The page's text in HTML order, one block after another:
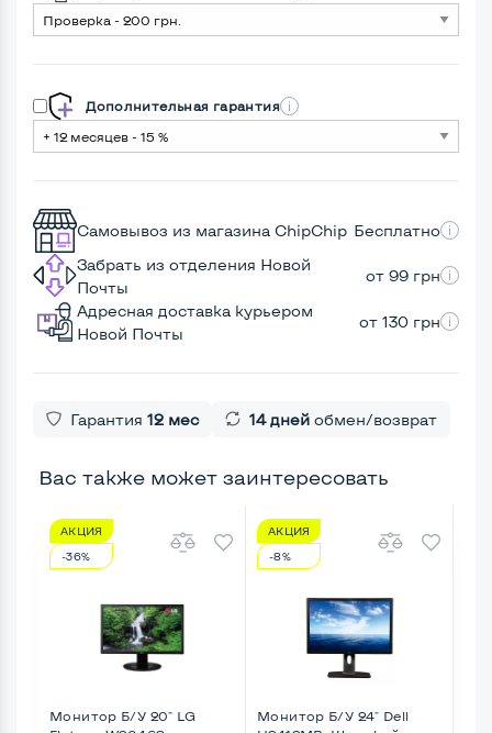
Дополнительная гарантия
Самовывоз из магазина ChipChip Бесплатно
Забрать из отделения Новой
Почты
от 99 грн
Адресная доставка курьером
Новой Почты
от 130 грн
Гарантия 12 мес 14 дней обмен/возврат
Вас также может заинтересовать
АКЦИЯ
-36%
Монитор Б/У 20" LG
АКЦИЯ
-8%
Монитор Б/У 24" Dell